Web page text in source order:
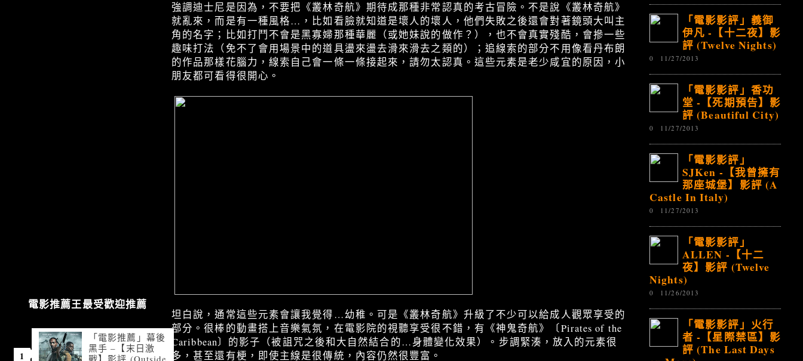
強調迪士尼是因為，不要把《叢林奇航》期待成那種非常認真的考古冒險。不是說《叢林奇航》
就亂來，而是有一種風格…，比如看臉就知道是壞人的壞人，他們失敗之後還會對著鏡頭大叫主
角的名字；比如打鬥不會是黑寡婦那種華麗（或她妹說的做作？），也不會真實殘酷，會摻一些
趣味打法（免不了會用場景中的道具盪來盪去滑來滑去之類的）；追線索的部分不用像看丹布朗
的作品那樣花腦力，線索自己會一條一條接起來，請勿太認真。這些元素是老少咸宜的原因，小
朋友都可看得很開心。
坦白說，通常這些元素會讓我覺得…幼稚。可是《叢林奇航》升級了不少可以給成人觀眾享受的
部分。很棒的動畫搭上音樂氣氛，在電影院的視聽享受很不錯，有《神鬼奇航》〔Pirates of the
Caribbean〕的影子（被詛咒之後和大自然結合的…身體變化效果）。步調緊湊，放入的元素很
多，甚至還有梗，即使主線是很傳統，內容仍然很豐富。
電影推薦王最受歡迎推薦
「電影推薦」幕後
黑手 –【末日激
戰】影評 (Outside
「電影影評」義御
伊凡 -【十二夜】影
評 (Twelve Nights)
0 11/27/2013
「電影影評」香功
堂 -【死期預告】影
評 (Beautiful City)
0 11/27/2013
「電影影評」
SJKen -【我曾擁有
那座城堡】影評 (A
Castle In Italy)
0 11/27/2013
「電影影評」
ALLEN -【十二
夜】影評 (Twelve
Nights)
0 11/26/2013
「電影影評」火行
者 -【星際禁區】影
評 (The Last Days